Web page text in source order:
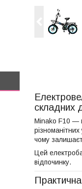
складних
Minako F10 —
чому
Цей
відпочинку.